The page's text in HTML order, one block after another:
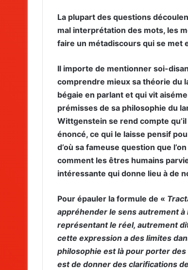
La plupart des questions
mal interprétation des mots, les
faire un métadiscours qui se met
Il importe de mentionner soi-
comprendre mieux sa théorie du
bégaie en parlant et qui vit
prémisses de sa philosophie du
Wittgenstein se rend compte
énoncé, ce qui le laisse pensif
d’où sa fameuse question que
comment les êtres humains
intéressante qui donne lieu à de
Pour épauler la formule de «
appréhender le sens autrement à
représentant le réel, autrement
cette expression a des limites
philosophie est là pour porter
est de donner des clarifications